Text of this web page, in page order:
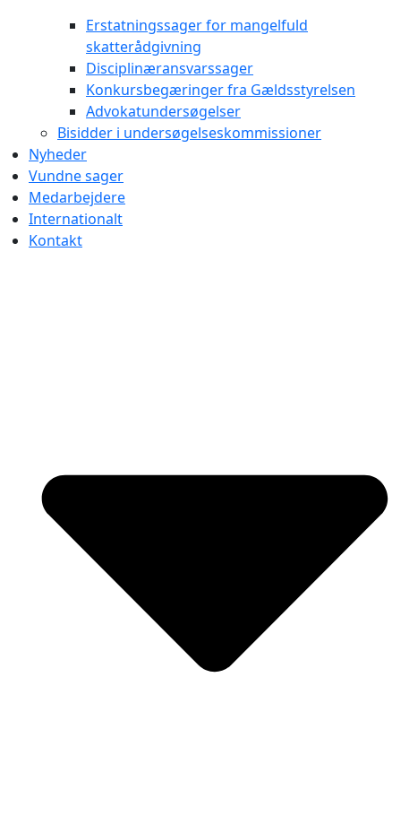
Erstatningssager for mangelfuld
skatterådgivning
Disciplinæransvarssager
Konkursbegæringer fra Gældsstyrelsen
Advokatundersøgelser
Bisidder i undersøgelseskommissioner
Nyheder
Vundne sager
Medarbejdere
Internationalt
Kontakt